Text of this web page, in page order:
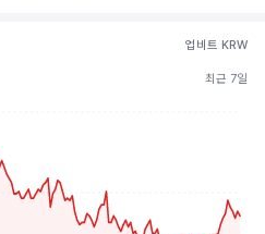
업비트 KRW
최근 7일